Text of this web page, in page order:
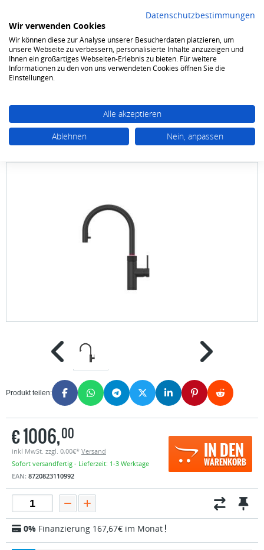
0
Amaturen
QUOOKER Flex Round Schwarz
Produkt teilen:
IN DEN
WARENKORB
€1006,00
inkl MwSt. zzgl. 0,00€* Versand
Sofort versandfertig - Lieferzeit: 1-3 Werktage
EAN: 8720823110992
0% Finanzierung 167,67€ im Monat
Datenschutzbestimmungen
Wir verwenden Cookies
Wir können diese zur Analyse unserer Besucherdaten platzieren, um
unsere Webseite zu verbessern, personalisierte Inhalte anzuzeigen und
Ihnen ein großartiges Webseiten-Erlebnis zu bieten. Für weitere
Informationen zu den von uns verwendeten Cookies öffnen Sie die
Einstellungen.
Alle akzeptieren
Ablehnen
Nein, anpassen